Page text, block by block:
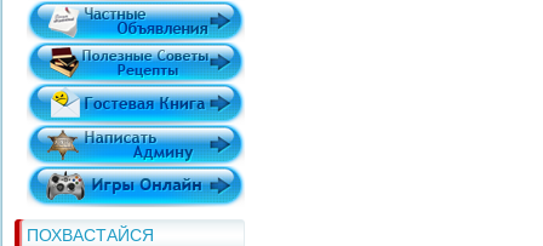
ПОХВАСТАЙСЯ